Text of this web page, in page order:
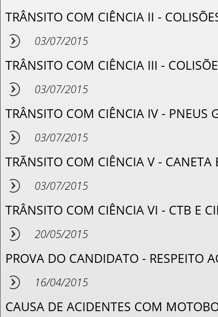
TRÂNSITO COM CIÊNCIA II -
03/07/2015
TRÂNSITO COM CIÊNCIA III -
03/07/2015
TRÂNSITO COM CIÊNCIA IV - PNEUS
03/07/2015
TRÃNSITO COM CIÊNCIA V - CANETA
03/07/2015
TRÂNSITO COM CIÊNCIA VI - CTB E
20/05/2015
PROVA DO CANDIDATO - RESPEITO
16/04/2015
CAUSA DE ACIDENTES COM